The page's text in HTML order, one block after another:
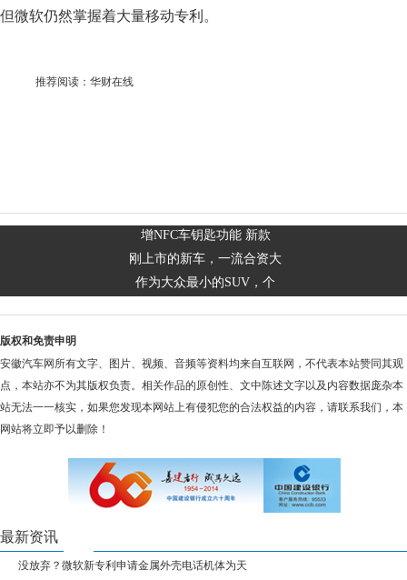
但微软仍然掌握着大量移动专利。
推荐阅读： 华财在线
增NFC车钥匙功能 新款
刚上市的新车，一流合资大
作为大众最小的SUV，个
版权和免责申明
安徽汽车网所有文字、图片、视频、音频等资料均来自互联网，不代表本站赞同其观
点，本站亦不为其版权负责。相关作品的原创性、文中陈述文字以及内容数据庞杂本
站无法一一核实，如果您发现本网站上有侵犯您的合法权益的内容，请联系我们，本
网站将立即予以删除！
最新资讯
没放弃？微软新专利申请金属外壳电话机体为天